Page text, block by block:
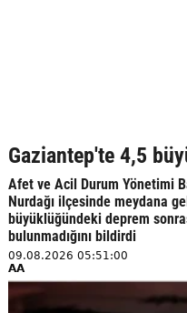
Gaziantep'te 4,5
Afet ve Acil Durum Yönetimi
Nurdağı ilçesinde meydana
büyüklüğündeki deprem
bulunmadığını bildirdi
09.08.2026 05:51:00
AA